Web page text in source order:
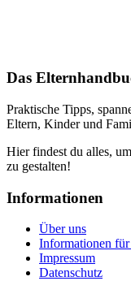
Das
Praktische Tipps,
Eltern, Kinder und
Hier findest du alles,
zu gestalten!
Informationen
Über uns
Informationen für
Impressum
Datenschutz